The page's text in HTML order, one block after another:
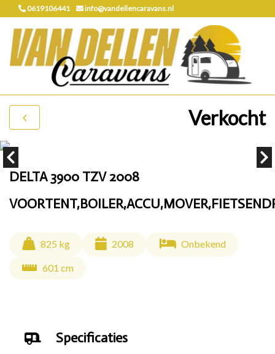
0619106441 info@vandellencaravans.nl
Verkocht
DELTA 3900 TZV 2008
825 kg 2008 Onbekend
601 cm
Specificaties